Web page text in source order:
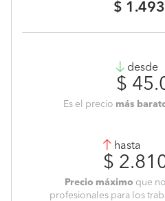
$
desde
$
Es el precio más
hasta
$
Precio máximo que
profesionales para los